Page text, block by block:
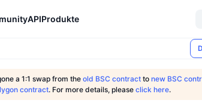
APIProdukte
a 1:1 swap from theold BSC contract to new BSC
contract. For more details, please click here.